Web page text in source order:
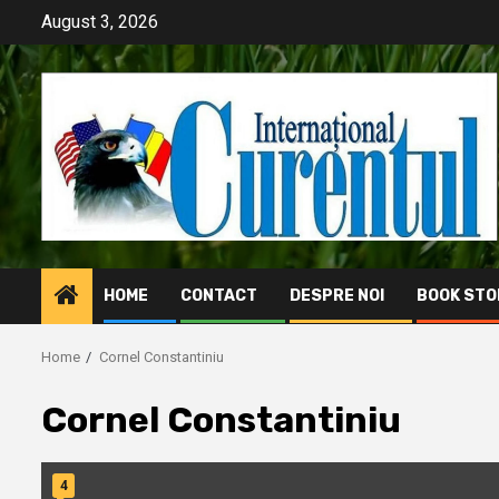
content
August 3, 2026
HOME CONTACT DESPRE NOI BOOK
Home Cornel Constantiniu
Cornel Constantiniu
4